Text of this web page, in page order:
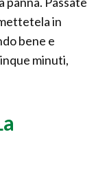
in
bene e
minuti,